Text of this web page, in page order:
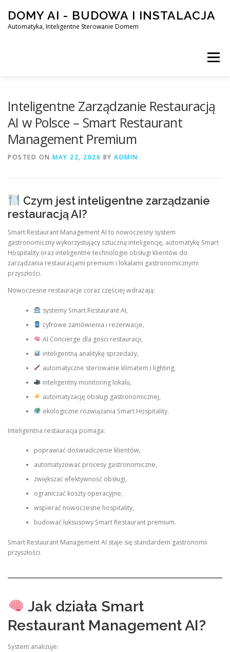
content
DOMY AI - BUDOWA I INSTALACJA
Automatyka, Inteligentne Sterowanie Domem
Menu
SMART DOM AI – AUTOMATYKA, INTELIGENTNE
Inteligentne Zarządzanie Restauracją
AI w Polsce – Smart Restaurant
Management Premium
POSTED ON MAY 22, 2026 BY ADMIN
Czym jest inteligentne zarządzanie
restauracją AI?
Smart Restaurant Management AI to nowoczesny system
gastronomiczny wykorzystujący sztuczną inteligencję, automatykę Smart
Hospitality oraz inteligentne technologie obsługi klientów do
zarządzania restauracjami premium i lokalami gastronomicznymi
przyszłości.
Nowoczesne restauracje coraz częściej wdrażają:
systemy Smart Restaurant AI,
cyfrowe zamówienia i rezerwacje,
AI Concierge dla gości restauracji,
inteligentną analitykę sprzedaży,
automatyczne sterowanie klimatem i lighting,
inteligentny monitoring lokalu,
automatyzację obsługi gastronomicznej,
ekologiczne rozwiązania Smart Hospitality.
Inteligentna restauracja pomaga:
poprawiać doświadczenie klientów,
automatyzować procesy gastronomiczne,
zwiększać efektywność obsługi,
ograniczać koszty operacyjne,
wspierać nowoczesne hospitality,
budować luksusowy Smart Restaurant premium.
Smart Restaurant Management AI staje się standardem gastronomii
przyszłości.
Jak działa Smart
Restaurant Management AI?
System analizuje: